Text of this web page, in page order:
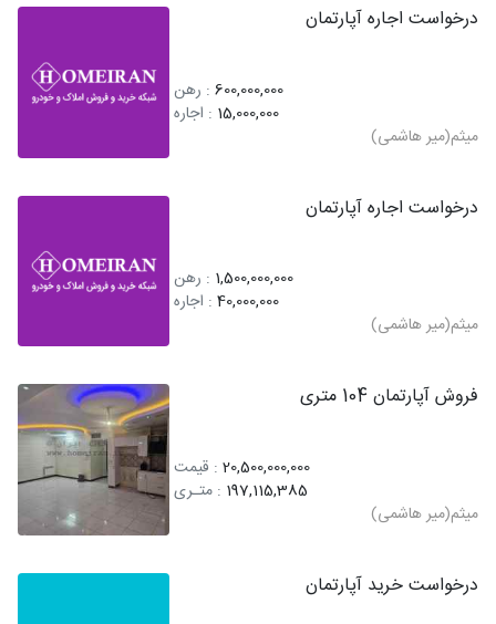
درخواست اجاره آپارتمان
600,000,000 : رهن
15,000,000 : اجاره
میثم(میر هاشمی)
درخواست اجاره آپارتمان
1,500,000,000 : رهن
40,000,000 : اجاره
میثم(میر هاشمی)
فروش آپارتمان 104 متری
20,500,000,000 : قیمت
197,115,385 : متـری
میثم(میر هاشمی)
درخواست خرید آپارتمان